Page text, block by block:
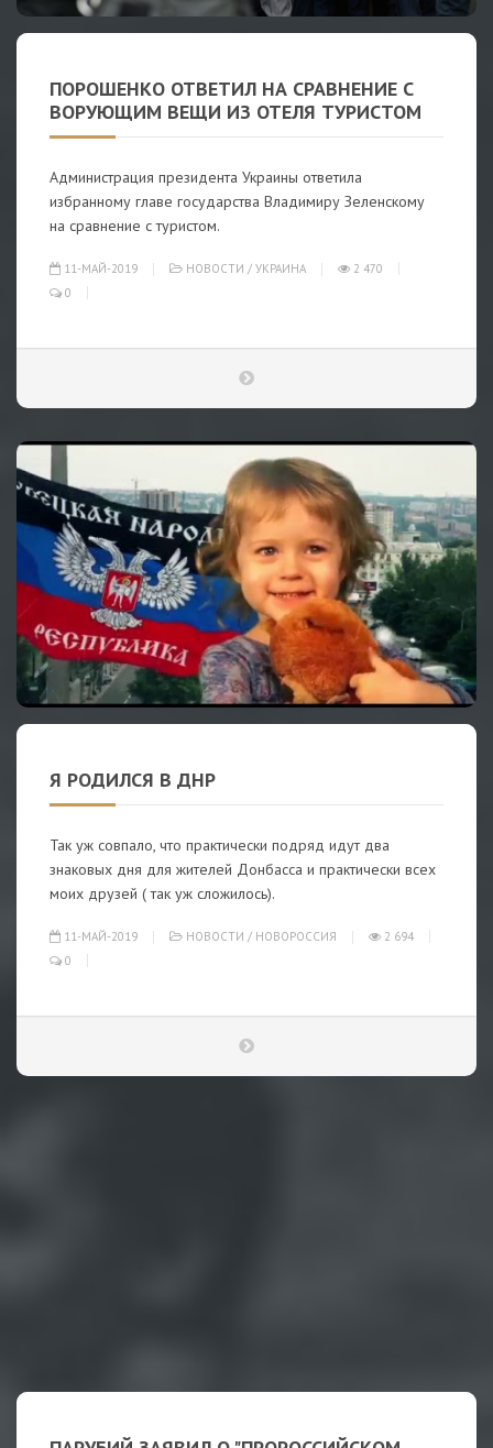
ПОРОШЕНКО ОТВЕТИЛ НА СРАВНЕНИЕ С
ВОРУЮЩИМ ВЕЩИ ИЗ ОТЕЛЯ ТУРИСТОМ
Администрация президента Украины ответила
избранному главе государства Владимиру Зеленскому
на сравнение с туристом.
11-МАЙ-2019 НОВОСТИ / УКРАИНА
2 470
0
Я РОДИЛСЯ В ДНР
Так уж совпало, что практически подряд идут два
знаковых дня для жителей Донбасса и практически всех
моих друзей ( так уж сложилось).
11-МАЙ-2019 НОВОСТИ / НОВОРОССИЯ
2 694
0